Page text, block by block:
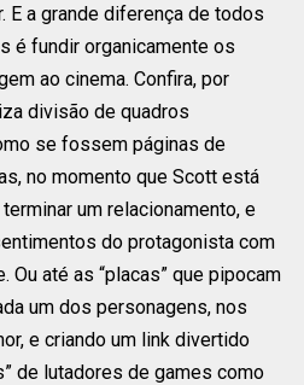
E a grande diferença de todos
é fundir organicamente os
ao cinema. Confira, por
divisão de quadros
se fossem páginas de
no momento que Scott está
um relacionamento, e
do protagonista com
até as “placas” que pipocam
um dos personagens, nos
e criando um link divertido
de lutadores de games como